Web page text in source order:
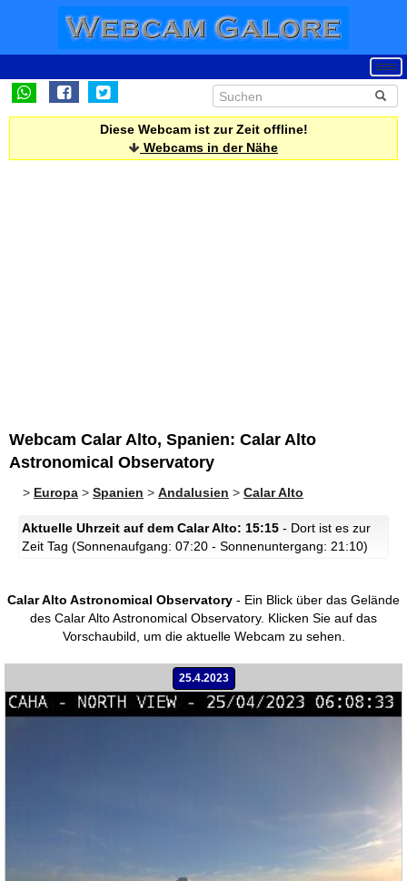
Diese Webcam ist zur Zeit offline!
Webcams in der Nähe
Webcam Calar Alto, Spanien: Calar Alto
Astronomical Observatory
> Europa > Spanien > Andalusien > Calar Alto
Aktuelle Uhrzeit auf dem Calar Alto: 15:15 - Dort ist es zur
Zeit Tag (Sonnenaufgang: 07:20 - Sonnenuntergang: 21:10)
Calar Alto Astronomical Observatory - Ein Blick über das Gelände
des Calar Alto Astronomical Observatory. Klicken Sie auf das
Vorschaubild, um die aktuelle Webcam zu sehen.
25.4.2023